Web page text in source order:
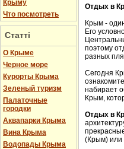
Крыму
Что посмотреть
Статті
О Крыме
Черное море
Курорты Крыма
Зеленый туризм
Палаточные
городки
Аквапарки Крыма
Вина Крыма
Водопады Крыма
Отдых в
Крым -
Его
поэтому
разных
Сегодня
набирает
Крым,
Отдых в
(Крым) или